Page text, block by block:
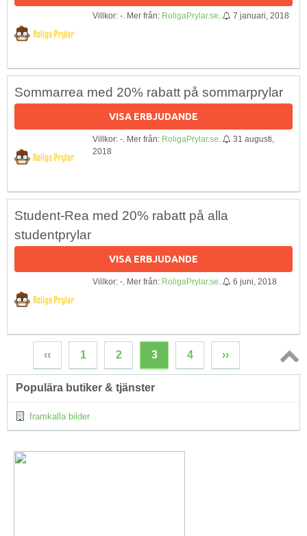
Villkor: -. Mer från: RoligaPrylar.se 7 januari, 2018
Sommarrea med 20% rabatt på sommarprylar
VISA ERBJUDANDE
Villkor: -. Mer från: RoligaPrylar.se
31 augusti,
2018
Student-Rea med 20% rabatt på alla
studentprylar
VISA ERBJUDANDE
Villkor: -. Mer från: RoligaPrylar.se 6 juni, 2018
‹‹ 1 2 3 4 ››
Topp
Populära butiker & tjänster
framkalla bilder